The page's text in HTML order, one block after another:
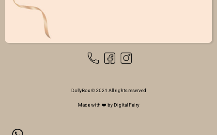
DollyBox © 2021 All rights reserved
Made with ❤️ by Digital Fairy